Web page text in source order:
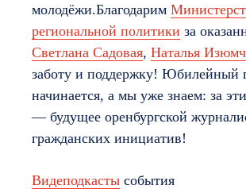
молодёжи.Благодарим
региональной политики за
Светлана Садовая, Наталья
заботу и поддержку! Юбилейный
начинается, а мы уже знаем: за
— будущее оренбургской
гражданских инициатив!
Видеподкасты события